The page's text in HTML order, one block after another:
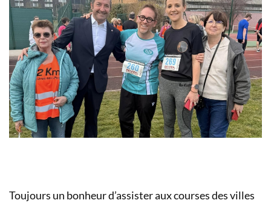
Toujours un bonheur d’assister aux courses des villes